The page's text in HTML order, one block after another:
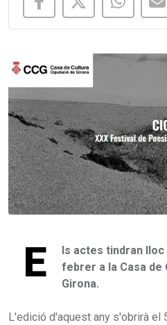
E
ls actes tindran
febrer a la Casa de
Girona.
L'edició d'aquest any s'obrirà el